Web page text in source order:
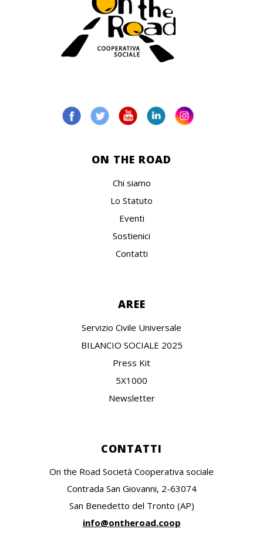
ON THE ROAD
Chi siamo
Lo Statuto
Eventi
Sostienici
Contatti
AREE
Servizio Civile Universale
BILANCIO SOCIALE 2025
Press Kit
5X1000
Newsletter
CONTATTI
On the Road Società Cooperativa sociale
Contrada San Giovanni, 2-63074
San Benedetto del Tronto (AP)
info@ontheroad.coop